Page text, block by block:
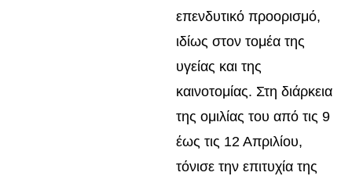
επενδυτικό προορισμό,
ιδίως στον τομέα της
υγείας και της
καινοτομίας. Στη διάρκεια
της ομιλίας του από τις 9
έως τις 12 Απριλίου,
τόνισε την επιτυχία της